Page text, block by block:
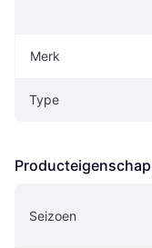
Merk
Type
Seizoen